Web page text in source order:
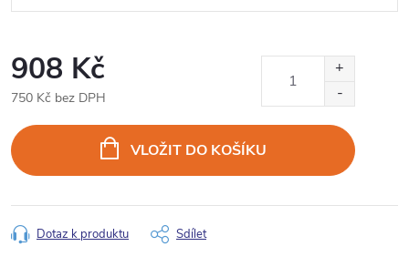
908 Kč
750 Kč bez DPH
cena:
VLOŽIT DO KOŠÍKU
Dotaz k produktu Sdílet